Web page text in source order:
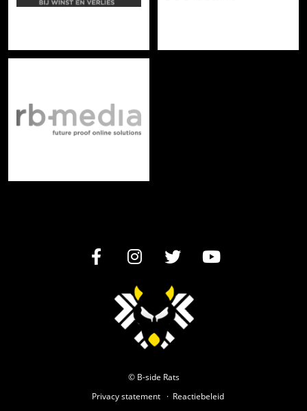
© B-side Rats
Privacy statement
Reactiebeleid